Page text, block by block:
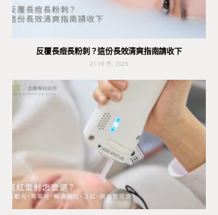
反覆長痘長粉刺？這份長效清爽指南請收下
21 10 月, 2025